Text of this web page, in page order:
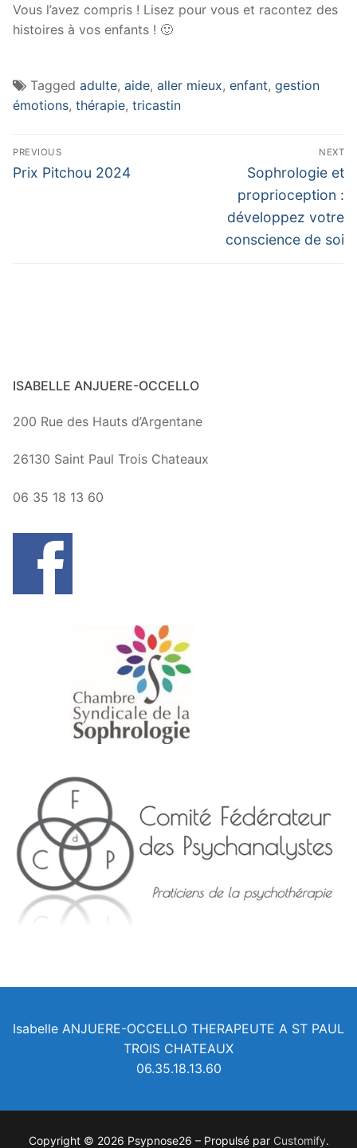
Vous l’avez compris ! Lisez pour vous et racontez des
histoires à vos enfants ! 🙂
Tagged adulte, aide, aller mieux, enfant, gestion
émotions, thérapie, tricastin
Navigation
de
PREVIOUS
Previous
Prix Pitchou 2024
NEXT
Next
post:
Sophrologie et
proprioception :
développez votre
conscience de soi
ISABELLE ANJUERE-OCCELLO
200 Rue des Hauts d’Argentane
26130 Saint Paul Trois Chateaux
06 35 18 13 60
Isabelle ANJUERE-OCCELLO THERAPEUTE A ST PAUL
TROIS CHATEAUX
06.35.18.13.60
Copyright © 2026 Psypnose26 – Propulsé par Customify.